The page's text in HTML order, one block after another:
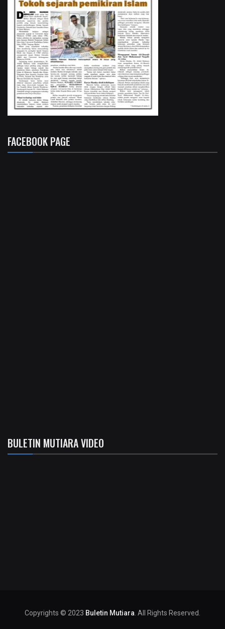
FACEBOOK PAGE
BULETIN MUTIARA VIDEO
Copyrights © 2023 Buletin Mutiara. All Rights Reserved.